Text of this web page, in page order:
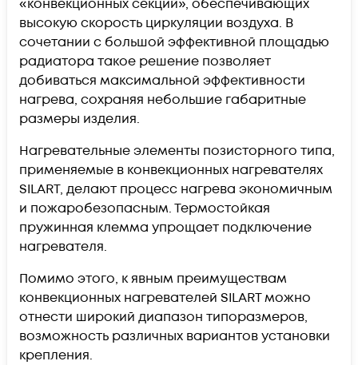
«конвекционных секций», обеспечивающих
высокую скорость циркуляции воздуха. В
сочетании с большой эффективной площадью
радиатора такое решение позволяет
добиваться максимальной эффективности
нагрева, сохраняя небольшие габаритные
размеры изделия.
Нагревательные элементы позисторного типа,
применяемые в конвекционных нагревателях
SILART, делают процесс нагрева экономичным
и пожаробезопасным. Термостойкая
пружинная клемма упрощает подключение
нагревателя.
Помимо этого, к явным преимуществам
конвекционных нагревателей SILART можно
отнести широкий диапазон типоразмеров,
возможность различных вариантов установки
крепления.